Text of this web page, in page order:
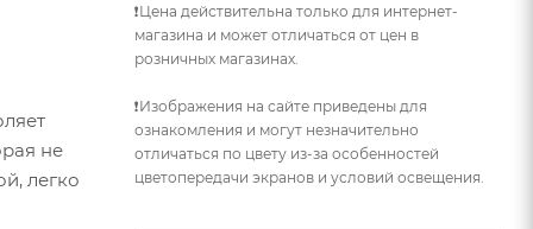
не
легко
❗Цена действительна только для интернет-
магазина и может отличаться от цен в
розничных магазинах.
❗Изображения на сайте приведены для
ознакомления и могут незначительно
отличаться по цвету из-за особенностей
цветопередачи экранов и условий освещения.